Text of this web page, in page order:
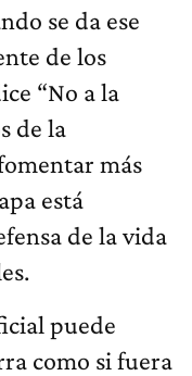
se da ese
de los
“No a la
de la
más
está
de la vida
puede
como si fuera